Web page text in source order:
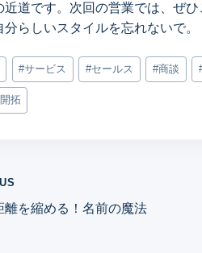
近道です。次回の営業では、ぜ
分らしいスタイルを忘れないで。
#サービス #セールス #商談
拓
離を縮める！名前の魔法